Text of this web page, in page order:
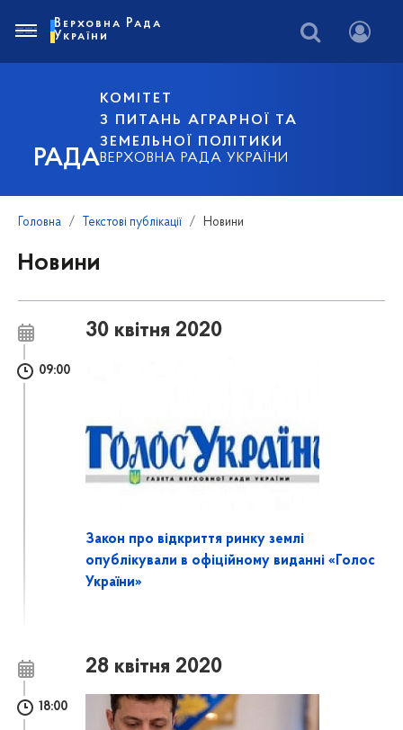
РАДА
КОМІТЕТ
З ПИТАНЬ АГРАРНОЇ ТА
ЗЕМЕЛЬНОЇ ПОЛІТИКИ
ВЕРХОВНА РАДА УКРАЇНИ
Верховна Рада
України
Головна Текстові публікації Новини
Новини
30 квітня 2020
09:00
Закон про відкриття ринку землі
опублікували в офіційному виданні «Голос
України»
28 квітня 2020
18:00